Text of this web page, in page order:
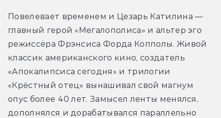
Повелевает временем и Цезарь Катилина —
главный герой «Мегалополиса» и альтер эго
режиссёра Фрэнсиса Форда Копполы. Живой
классик американского кино, создатель
«Апокалипсиса сегодня» и трилогии
«Крёстный отец» вынашивал свой магнум
опус более 40 лет. Замысел ленты менялся,
дополнялся и дорабатывался параллельно